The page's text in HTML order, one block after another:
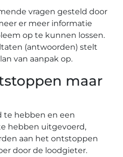
vragen gesteld door
er meer informatie
op te kunnen lossen.
(antwoorden) stelt
van aanpak op.
maar
te hebben en een
hebben uitgevoerd,
aan het ontstoppen
door de loodgieter.